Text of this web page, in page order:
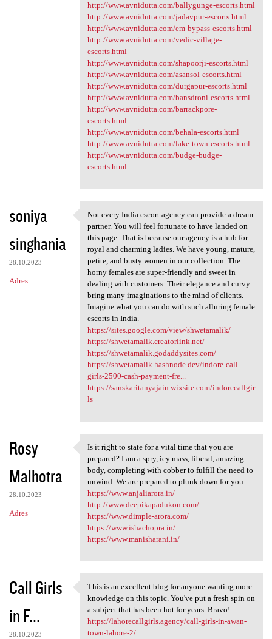
http://www.avnidutta.com/ballygunge-escorts.html
http://www.avnidutta.com/jadavpur-escorts.html
http://www.avnidutta.com/em-bypass-escorts.html
http://www.avnidutta.com/vedic-village-
escorts.html
http://www.avnidutta.com/shapoorji-escorts.html
http://www.avnidutta.com/asansol-escorts.html
http://www.avnidutta.com/durgapur-escorts.html
http://www.avnidutta.com/bansdroni-escorts.html
http://www.avnidutta.com/barrackpore-
escorts.html
http://www.avnidutta.com/behala-escorts.html
http://www.avnidutta.com/lake-town-escorts.html
http://www.avnidutta.com/budge-budge-
escorts.html
soniya
singhania
28.10.2023
Adres
Not every India escort agency
Not every India escort agency can provide a dream
partner. You will feel fortunate to have landed on
this page. That is because our agency is a hub for
royal and charming ladies. We have young, mature,
petite, and busty women in our collection. The
horny females are super-friendly and sweet in
dealing with customers. Their elegance and curvy
bring many imaginations to the mind of clients.
Imagine what you can do with such alluring female
escorts in India.
https://sites.google.com/view/shwetamalik/
https://shwetamalik.creatorlink.net/
https://shwetamalik.godaddysites.com/
https://shwetamalik.hashnode.dev/indore-call-
girls-2500-cash-payment-fre...
https://sanskaritanyajain.wixsite.com/indorecallgir
ls
Rosy
Malhotra
28.10.2023
Adres
Is it right to state for a
Is it right to state for a vital time that you are
prepared? I am a spry, icy mass, liberal, amazing
body, completing with cobber to fulfill the need to
unwind. We are prepared to plunk down for you.
https://www.anjaliarora.in/
http://www.deepikapadukon.com/
https://www.dimple-arora.com/
https://www.ishachopra.in/
https://www.manisharani.in/
Call Girls
in F...
28.10.2023
This is an excellent blog for
This is an excellent blog for anyone wanting more
knowledge on this topic. You've put a fresh spin on
a subject that has been hot for years. Bravo!
https://lahorecallgirls.agency/call-girls-in-awan-
town-lahore-2/